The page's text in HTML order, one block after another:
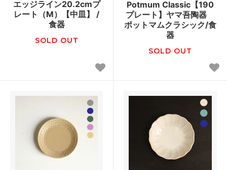
エッジライン20.2cmプ
レート（M）【中皿】 /
食器
SOLD OUT
Potmum Classic【190
プレート】ヤマ吾陶器
ポットマムクラシック/食
器
SOLD OUT